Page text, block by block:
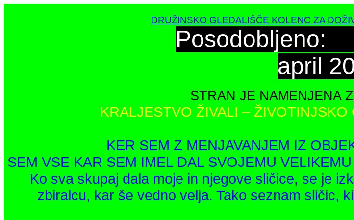
DRUŽINSKO GLEDALIŠČE KOLENC ZA
Posodobljeno:
april
STRAN JE NAMENJENA
KRALJESTVO ŽIVALI –
KER SEM Z MENJAVANJEM IZ
SEM VSE KAR SEM IMEL DAL SVOJEMU
Ko sva skupaj dala moje in njegove sličice, se je
zbiralcu, kar še vedno velja. Tako seznam sličic,